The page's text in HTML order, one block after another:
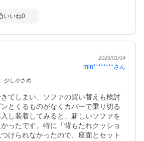
いいね0
2026/01/04
min********さん
： 少し小さめ
てしまい、ソファの買い替えも検討
とくるものがなくカバーで乗り切る
し装着してみると、新しいソファを
ったです。特に「背もたれクッショ
けられなかったので、座面とセット